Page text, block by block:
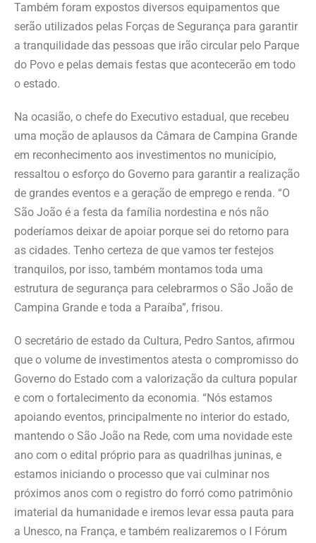
Também foram expostos diversos equipamentos que
serão utilizados pelas Forças de Segurança para garantir
a tranquilidade das pessoas que irão circular pelo Parque
do Povo e pelas demais festas que acontecerão em todo
o estado.
Na ocasião, o chefe do Executivo estadual, que recebeu
uma moção de aplausos da Câmara de Campina Grande
em reconhecimento aos investimentos no município,
ressaltou o esforço do Governo para garantir a realização
de grandes eventos e a geração de emprego e renda. “O
São João é a festa da família nordestina e nós não
poderíamos deixar de apoiar porque sei do retorno para
as cidades. Tenho certeza de que vamos ter festejos
tranquilos, por isso, também montamos toda uma
estrutura de segurança para celebrarmos o São João de
Campina Grande e toda a Paraíba”, frisou.
O secretário de estado da Cultura, Pedro Santos, afirmou
que o volume de investimentos atesta o compromisso do
Governo do Estado com a valorização da cultura popular
e com o fortalecimento da economia. “Nós estamos
apoiando eventos, principalmente no interior do estado,
mantendo o São João na Rede, com uma novidade este
ano com o edital próprio para as quadrilhas juninas, e
estamos iniciando o processo que vai culminar nos
próximos anos com o registro do forró como patrimônio
imaterial da humanidade e iremos levar essa pauta para
a Unesco, na França, e também realizaremos o I Fórum